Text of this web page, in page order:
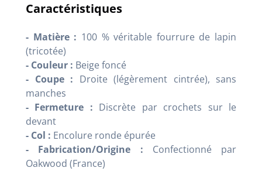
Caractéristiques
- Matière : 100 % véritable fourrure de lapin
(tricotée)
- Couleur : Beige foncé
- Coupe : Droite (légèrement cintrée), sans
manches
- Fermeture : Discrète par crochets sur le
devant
- Col : Encolure ronde épurée
- Fabrication/Origine : Confectionné par
Oakwood (France)